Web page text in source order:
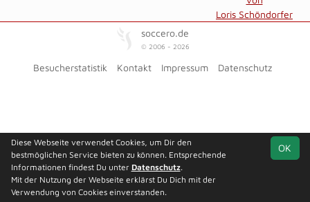
Loris Schöndorfer
soccero.de
© 2006 - 2026
Besucherstatistik Kontakt Impressum Datenschutz
OK
Diese Webseite verwendet Cookies, um Dir den
bestmöglichen Service bieten zu können. Entsprechende
Informationen findest Du unter Datenschutz.
Mit der Nutzung der Webseite erklärst Du Dich mit der
Verwendung von Cookies einverstanden.